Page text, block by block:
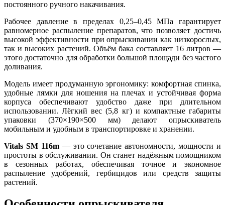
постоянного ручного накачивания.
Рабочее давление в пределах 0,25–0,45 МПа гарантирует
равномерное распыление препаратов, что позволяет достичь
высокой эффективности при опрыскивании как низкорослых,
так и высоких растений. Объём бака составляет 16 литров —
этого достаточно для обработки большой площади без частого
доливания.
Модель имеет продуманную эргономику: комфортная спинка,
удобные лямки для ношения на плечах и устойчивая форма
корпуса обеспечивают удобство даже при длительном
использовании. Лёгкий вес (5,8 кг) и компактные габариты
упаковки (370×190×500 мм) делают опрыскиватель
мобильным и удобным в транспортировке и хранении.
Vitals SM 116m— это сочетание автономности, мощности и
простоты в обслуживании. Он станет надёжным помощником
в сезонных работах, обеспечивая точное и экономное
распыление удобрений, гербицидов или средств защиты
растений.